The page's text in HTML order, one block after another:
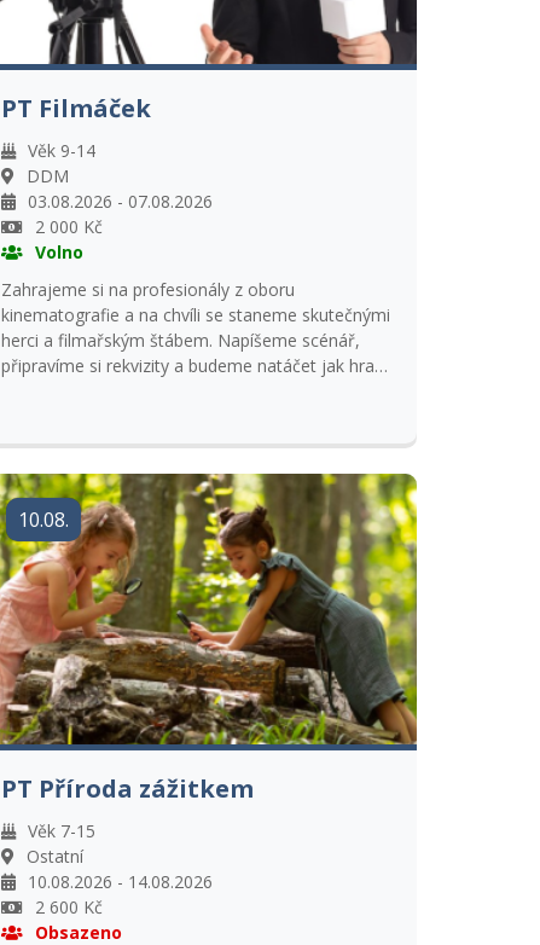
PT Filmáček
Věk 9-14
DDM
03.08.2026 - 07.08.2026
2 000 Kč
Volno
Zahrajeme si na profesionály z oboru
kinematografie a na chvíli se staneme skutečnými
herci a filmařským štábem. Napíšeme scénář,
připravíme si rekvizity a budeme natáčet jak hraný
10.08.
PT Příroda zážitkem
Věk 7-15
Ostatní
10.08.2026 - 14.08.2026
2 600 Kč
Obsazeno